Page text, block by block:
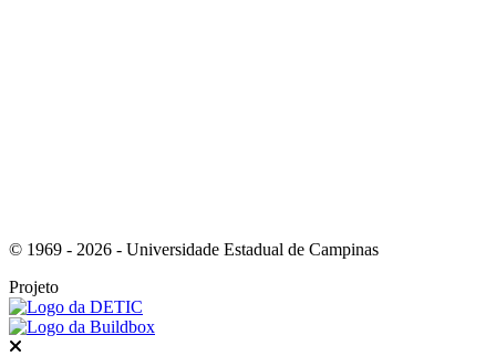
© 1969 - 2026 - Universidade Estadual de Campinas
Projeto